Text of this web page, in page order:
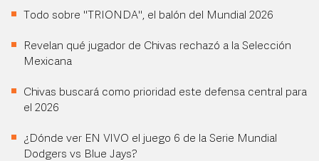
Todo sobre "TRIONDA", el balón del Mundial 2026
Revelan qué jugador de Chivas rechazó a la Selección
Mexicana
Chivas buscará como prioridad este defensa central para
el 2026
¿Dónde ver EN VIVO el juego 6 de la Serie Mundial
Dodgers vs Blue Jays?